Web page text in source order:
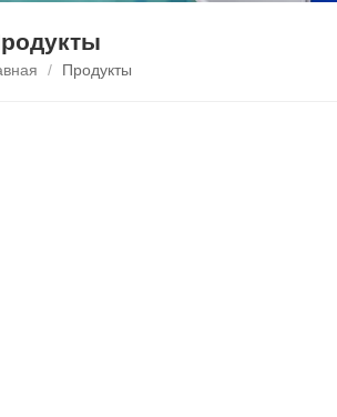
/ Продукты